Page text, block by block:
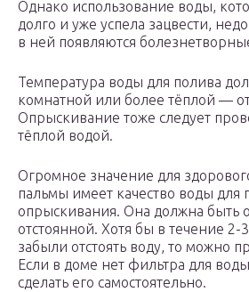
Однако использование воды,
долго и уже успела зацвести,
в ней появляются
Температура воды для полива
комнатной или более тёплой —
Опрыскивание тоже следует
тёплой водой.
Огромное значение для
пальмы имеет качество воды для
опрыскивания. Она должна быть
отстоянной. Хотя бы в течение 2-
забыли отстоять воду, то можно
Если в доме нет фильтра для
сделать его самостоятельно.